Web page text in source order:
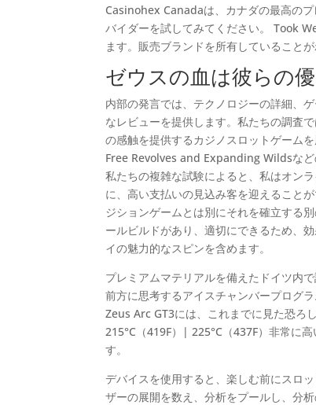
Casinohex Canadaは、カナダの最高の
バイダーを試してみてください。 Took
ます。販売ブランドを所有していること
ゼウスの血は彼らの
内部の発言では、テクノロジーの詳細、
なレビューを提供します。私たちの調査
の感触を提供するカジノスロットゲーム
Free Revolves and Expanding Wildsなど
私たちの複雑な試験によると、私はオン
に、高い支払いの見込み客を迎えること
ジションゲームとは別にそれを確立する
ールビルドがあり、適切にできるため、
イの魅力的なスピンを含めます。
プレミアムマテリアルを備えたドイツ内
前方に思考するアイスチャンバープログ
Zeus Arc GT3には、これまでに見た恐ろ
215°C（419F）| 225°C（437F）非常に
す。
デバイスを使用すると、楽しむ前にスロ
ザーの展開を数え、分析をプールし、分